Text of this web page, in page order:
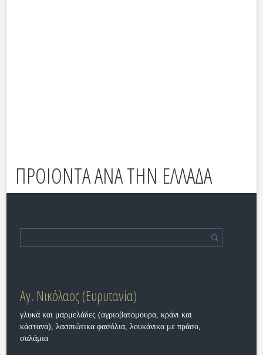
ΠΡΟΙΟΝΤΑ ΑΝΑ ΤΗΝ ΕΛΛΑΔΑ
Αγ. Νικόλαος (Ευρυτανία)
γλυκά και μαρμελάδες (αγριοβατόμουρα, κράνι και
κάστανα), λασπιώτικα φασόλια, λουκάνικα με πράσο,
σαλάμια